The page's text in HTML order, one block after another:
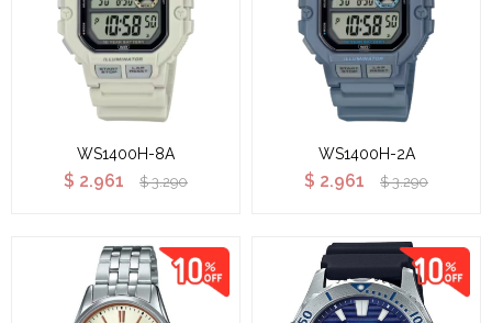
WS1400H-8A
$ 2.961 $ 3.290
WS1400H-2A
$ 2.961 $ 3.290